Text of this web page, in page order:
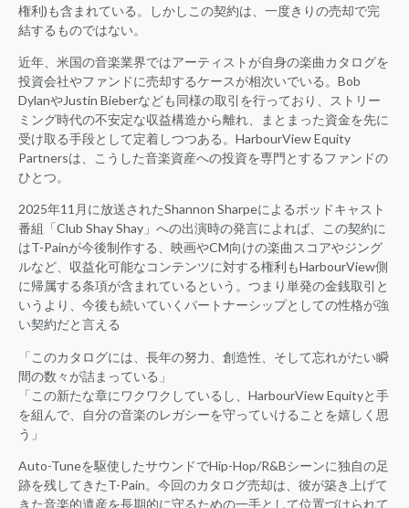
権利)も含まれている。しかしこの契約は、一度きりの売却で完
結するものではない。
近年、米国の音楽業界ではアーティストが自身の楽曲カタログを
投資会社やファンドに売却するケースが相次いでいる。Bob
DylanやJustin Bieberなども同様の取引を行っており、ストリー
ミング時代の不安定な収益構造から離れ、まとまった資金を先に
受け取る手段として定着しつつある。HarbourView Equity
Partnersは、こうした音楽資産への投資を専門とするファンドの
ひとつ。
2025年11月に放送されたShannon Sharpeによるポッドキャスト
番組「Club Shay Shay」への出演時の発言によれば、この契約に
はT-Painが今後制作する、映画やCM向けの楽曲スコアやジング
ルなど、収益化可能なコンテンツに対する権利もHarbourView側
に帰属する条項が含まれているという。つまり単発の金銭取引と
いうより、今後も続いていくパートナーシップとしての性格が強
い契約だと言える
「このカタログには、長年の努力、創造性、そして忘れがたい瞬
間の数々が詰まっている」
「この新たな章にワクワクしているし、HarbourView Equityと手
を組んで、自分の音楽のレガシーを守っていけることを嬉しく思
う」
Auto-Tuneを駆使したサウンドでHip-Hop/R&Bシーンに独自の足
跡を残してきたT-Pain。今回のカタログ売却は、彼が築き上げて
きた音楽的遺産を長期的に守るための一手として位置づけられて